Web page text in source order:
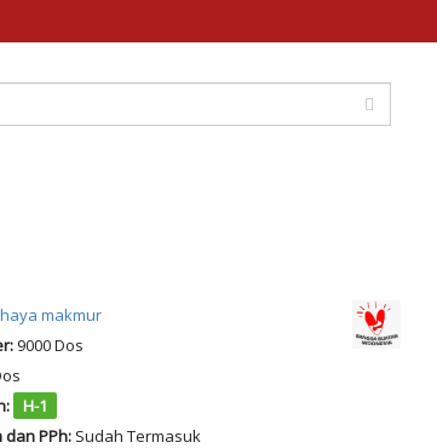
makmur
9000 Dos
H-1
dan PPh: Sudah Termasuk